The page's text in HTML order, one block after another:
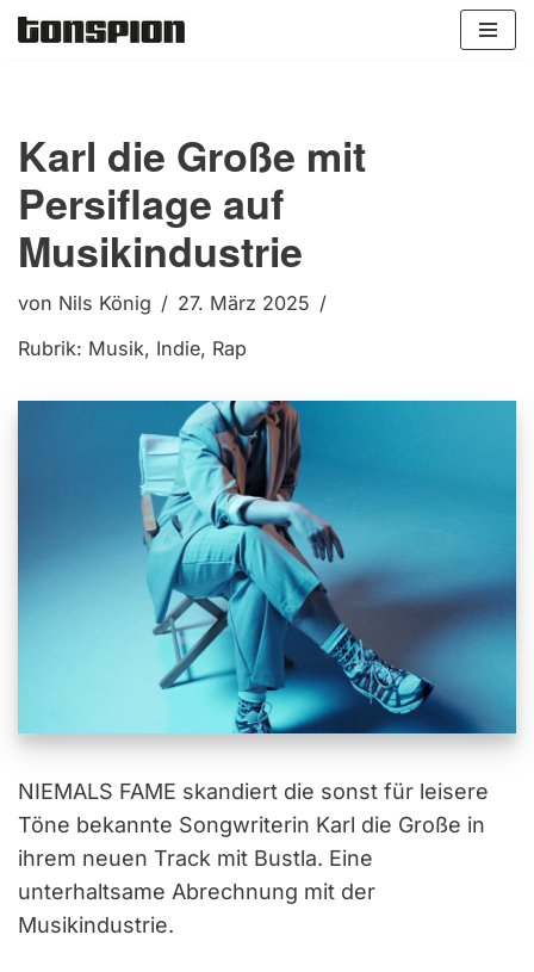
Karl die Große mit
Persiflage auf
Musikindustrie
von Nils König
27. März 2025
Rubrik: Musik, Indie, Rap
NIEMALS FAME skandiert die sonst für leisere
Töne bekannte Songwriterin Karl die Große in
ihrem neuen Track mit Bustla. Eine
unterhaltsame Abrechnung mit der
Musikindustrie.